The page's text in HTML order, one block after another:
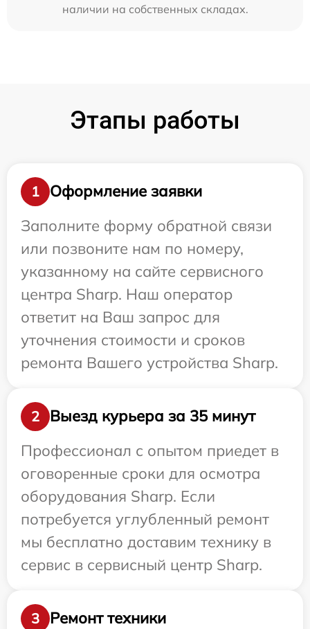
наличии на собственных складах.
Этапы работы
1
Оформление заявки
Заполните форму обратной связи
или позвоните нам по номеру,
указанному на сайте сервисного
центра Sharp. Наш оператор
ответит на Ваш запрос для
уточнения стоимости и сроков
ремонта Вашего устройства Sharp.
2
Выезд курьера за 35 минут
Профессионал с опытом приедет в
оговоренные сроки для осмотра
оборудования Sharp. Если
потребуется углубленный ремонт
мы бесплатно доставим технику в
сервис в сервисный центр Sharp.
3
Ремонт техники